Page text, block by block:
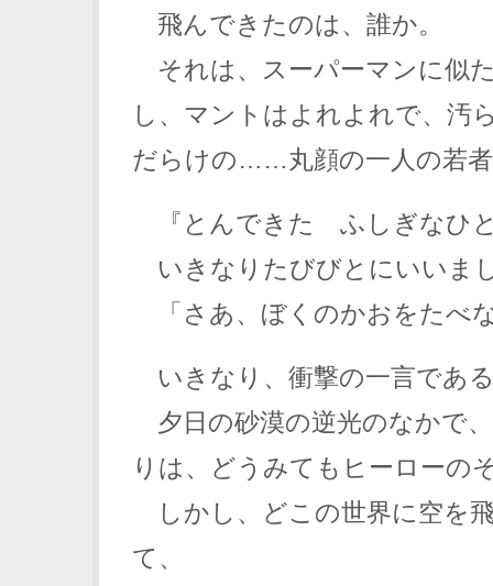
飛んできたのは、誰か。
それは、スーパーマンに似
し、マントはよれよれで、汚
だらけの……丸顔の一人の若
『とんできた ふしぎな
いきなりたびびとにいいま
「さあ、ぼくのかおをたべ
いきなり、衝撃の一言であ
夕日の砂漠の逆光のなかで
りは、どうみてもヒーローの
しかし、どこの世界に空を
て、